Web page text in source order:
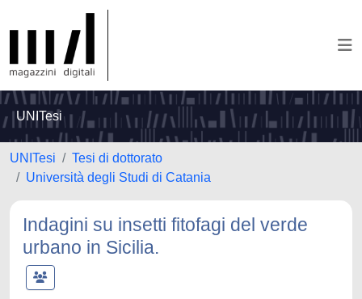
UNITesi
UNITesi
Tesi di dottorato
Università degli Studi di Catania
Indagini su insetti fitofagi del verde
urbano in Sicilia.